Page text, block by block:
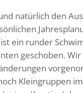
natürlich den
ein runder
geschoben.
Kleingruppen